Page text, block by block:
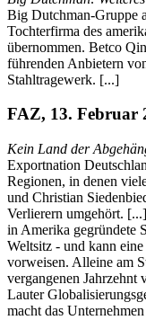
Big Dutchman-Gruppe
Tochterfirma des
übernommen. Betco
führenden Anbietern
Stahltragewerk. [...]
FAZ, 13. Februar
Kein Land der
Exportnation
Regionen, in denen
und Christian
Verlierern umgehört.
in Amerika gegründete
Weltsitz - und kann
vorweisen. Alleine am
vergangenen Jahrzehnt
Lauter
macht das